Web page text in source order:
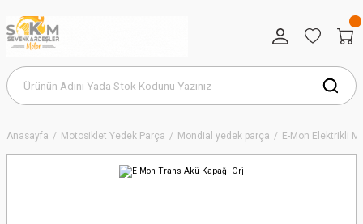
Anasayfa Motosiklet Yedek Parça Mondial yedek parça E-Mon Elektrikli